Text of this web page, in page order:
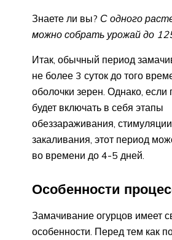
Знаете ли вы? С одного
можно собрать урожай до
Итак, обычный период
не более 3 суток до того
оболочки зерен. Однако, если
будет включать в себя этапы
обеззараживания,
закаливания, этот период
во времени до 4-5 дней.
Особенности
Замачивание огурцов имеет
особенности. Перед тем как